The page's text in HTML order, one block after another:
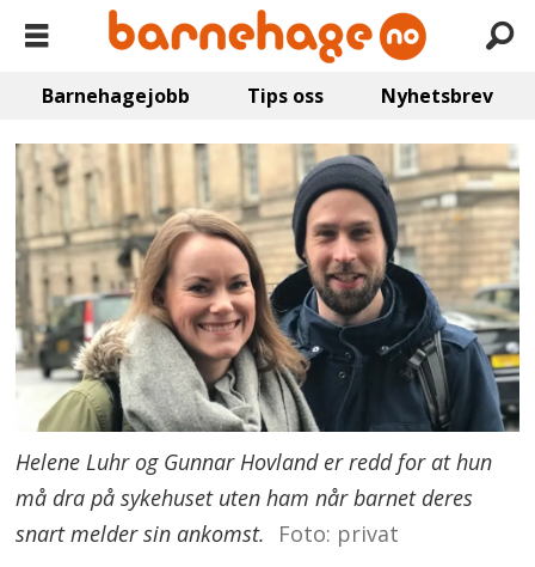
Barnehagejobb Tips oss Nyhetsbrev
Helene Luhr og Gunnar Hovland er redd for at hun
må dra på sykehuset uten ham når barnet deres
snart melder sin ankomst.
Foto: privat